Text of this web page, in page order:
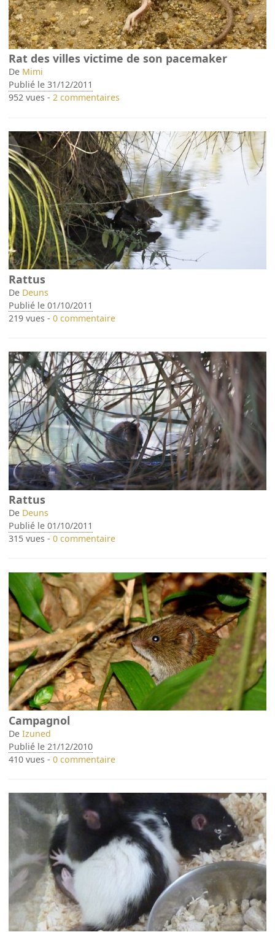
Rat des villes victime de son pacemaker
De Mimi
Publié le 31/12/2011
952 vues -2 commentaires
Rattus
De Deuns
Publié le 01/10/2011
219 vues -0 commentaire
Rattus
De Deuns
Publié le 01/10/2011
315 vues -0 commentaire
Campagnol
DeIzuned
Publié le 21/12/2010
410 vues -0 commentaire